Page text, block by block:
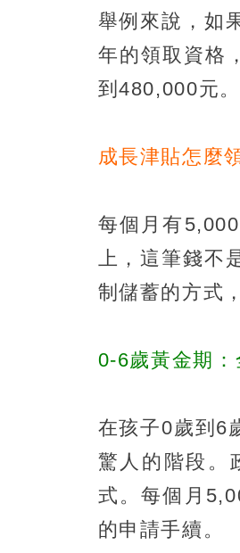
舉例來說，如
年的領取資格
到480,000元。
成長津貼怎麼
每個月有
上，這筆錢
制儲蓄的方式
0-6歲黃金期：
在孩子0歲到6
驚人的階段。
式。每個月
的申請手續。